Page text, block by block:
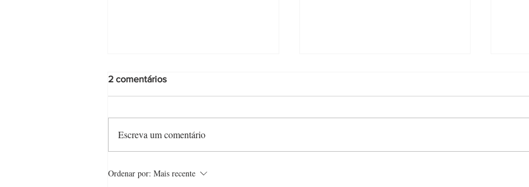
Cuide bem das suas facas
com estas 6 dicas
2 comentários
Escreva um comentário
Ordenar por: Mais recente